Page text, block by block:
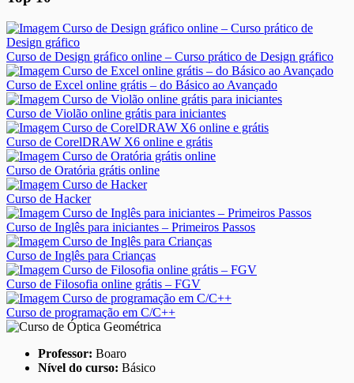
Curso de Design gráfico online – Curso prático de Design gráfico
Curso de Excel online grátis – do Básico ao Avançado
Curso de Violão online grátis para iniciantes
Curso de CorelDRAW X6 online e grátis
Curso de Oratória grátis online
Curso de Hacker
Curso de Inglês para iniciantes – Primeiros Passos
Curso de Inglês para Crianças
Curso de Filosofia online grátis – FGV
Curso de programação em C/C++
Professor: Boaro
Nível do curso: Básico